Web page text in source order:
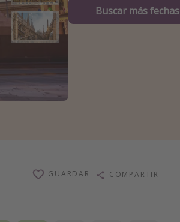
Buscar más fechas
GUARDAR COMPARTIR